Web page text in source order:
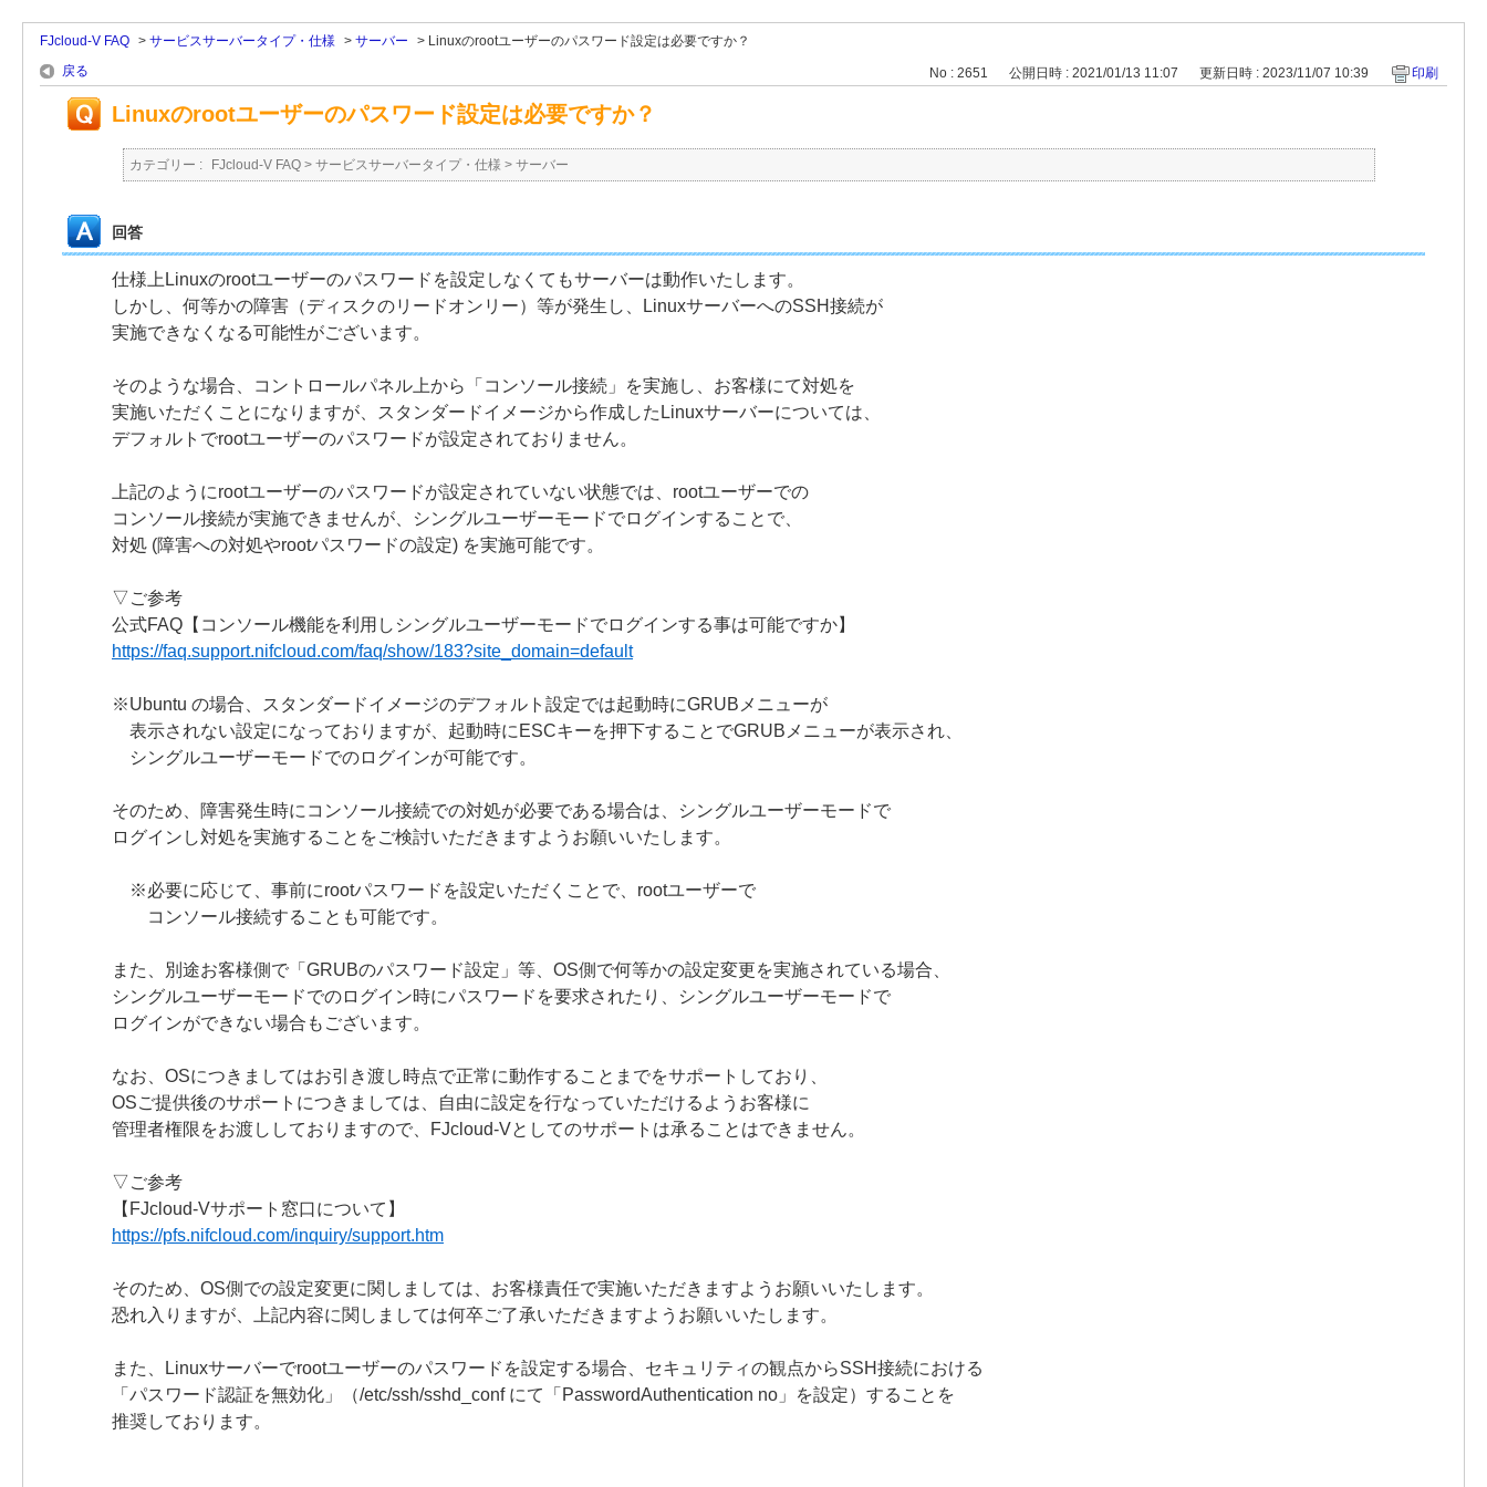
FJcloud-V FAQ > サービスサーバータイプ・仕様 > サーバー > Linuxのrootユーザーのパスワード設定は必要ですか？
戻る
No : 2651 公開日時 : 2021/01/13 11:07 更新日時 : 2023/11/07 10:39 印刷
Linuxのrootユーザーのパスワード設定は必要ですか？
カテゴリー : FJcloud-V FAQ > サービスサーバータイプ・仕様 > サーバー
回答
仕様上Linuxのrootユーザーのパスワードを設定しなくてもサーバーは動作いたします。
しかし、何等かの障害（ディスクのリードオンリー）等が発生し、LinuxサーバーへのSSH接続が
実施できなくなる可能性がございます。
そのような場合、コントロールパネル上から「コンソール接続」を実施し、お客様にて対処を
実施いただくことになりますが、スタンダードイメージから作成したLinuxサーバーについては、
デフォルトでrootユーザーのパスワードが設定されておりません。
上記のようにrootユーザーのパスワードが設定されていない状態では、rootユーザーでの
コンソール接続が実施できませんが、シングルユーザーモードでログインすることで、
対処 (障害への対処やrootパスワードの設定) を実施可能です。
▽ご参考
公式FAQ【コンソール機能を利用しシングルユーザーモードでログインする事は可能ですか】
https://faq.support.nifcloud.com/faq/show/183?site_domain=default
※Ubuntu の場合、スタンダードイメージのデフォルト設定では起動時にGRUBメニューが
表示されない設定になっておりますが、起動時にESCキーを押下することでGRUBメニューが表示され、
シングルユーザーモードでのログインが可能です。
そのため、障害発生時にコンソール接続での対処が必要である場合は、シングルユーザーモードで
ログインし対処を実施することをご検討いただきますようお願いいたします。
※必要に応じて、事前にrootパスワードを設定いただくことで、rootユーザーで
コンソール接続することも可能です。
また、別途お客様側で「GRUBのパスワード設定」等、OS側で何等かの設定変更を実施されている場合、
シングルユーザーモードでのログイン時にパスワードを要求されたり、シングルユーザーモードで
ログインができない場合もございます。
なお、OSにつきましてはお引き渡し時点で正常に動作することまでをサポートしており、
OSご提供後のサポートにつきましては、自由に設定を行なっていただけるようお客様に
管理者権限をお渡ししておりますので、FJcloud-Vとしてのサポートは承ることはできません。
▽ご参考
【FJcloud-Vサポート窓口について】
https://pfs.nifcloud.com/inquiry/support.htm
そのため、OS側での設定変更に関しましては、お客様責任で実施いただきますようお願いいたします。
恐れ入りますが、上記内容に関しましては何卒ご了承いただきますようお願いいたします。
また、Linuxサーバーでrootユーザーのパスワードを設定する場合、セキュリティの観点からSSH接続における
「パスワード認証を無効化」（/etc/ssh/sshd_conf にて「PasswordAuthentication no」を設定）することを
推奨しております。